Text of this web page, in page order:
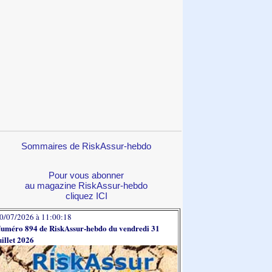
Sommaires de RiskAssur-hebdo
Pour vous abonner
au magazine RiskAssur-hebdo
cliquez ICI
07/2026 à 11:00:18
894 de RiskAssur-hebdo du vendredi 31
2026